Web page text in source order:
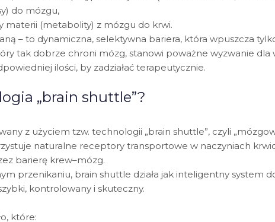
do mózgu,
materii (metabolity) z mózgu do krwi.
– to dynamiczna, selektywna bariera, która wpuszcza
tak dobrze chroni mózg, stanowi poważne wyzwanie dla
ilości, by zadziałać terapeutycznie.
„brain shuttle”?
z użyciem tzw. technologii „brain shuttle”, czyli
naturalne receptory transportowe w naczyniach
barierę krew–mózg.
przenikaniu, brain shuttle działa jak inteligentny system
kontrolowany i skuteczny.
które: